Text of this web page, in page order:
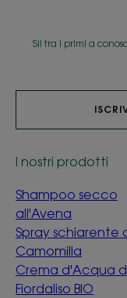
Sii tra i primi a
I nostri prodotti
Shampoo secco
all'Avena
Spray schiarente
Camomilla
Crema d'Acqua
Fiordaliso BIO